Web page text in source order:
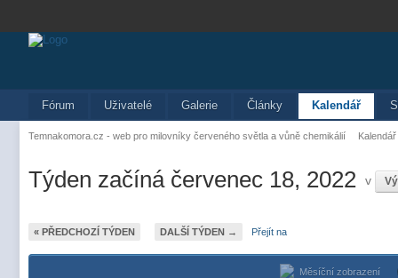
Fórum Uživatelé Galerie Články Kalendář
Temnakomora.cz - web pro milovníky červeného světla a vůně chemikálií Kalendář
Týden začíná červenec 18, 2022 v
« PŘEDCHOZÍ TÝDEN DALŠÍ TÝDEN → Přejít na
Měsíční zobrazení